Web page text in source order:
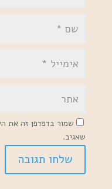
שמור בדפדפן זה את
שאגיב.